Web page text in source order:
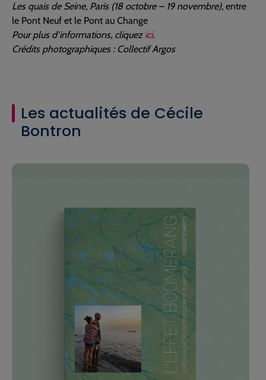
Les quais de Seine, Paris (18 octobre – 19 novembre), entre
le Pont Neuf et le Pont au Change
Pour plus d’informations, cliquez ici.
Crédits photographiques : Collectif Argos
Les actualités de Cécile
Bontron